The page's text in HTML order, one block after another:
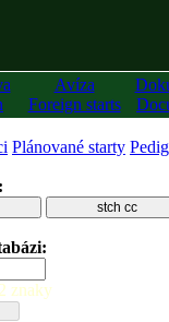
Avíza
Foreign starts
Plánované starty
stch cc
znaky